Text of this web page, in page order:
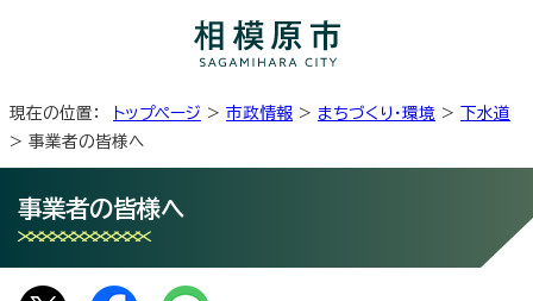
現在の位置： トップページ > 市政情報 > まちづくり・環境 > 下水道
> 事業者の皆様へ
事業者の皆様へ